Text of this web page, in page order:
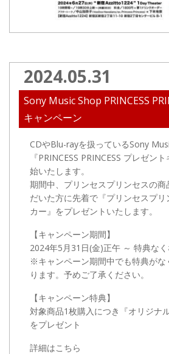
2024.05.31
Sony Music Shop PRINCESS
キャンペーン
CDやBlu-rayを扱っているSony
『PRINCESS PRINCESS プレゼン
始いたします。
期間中、プリンセスプリンセスの商
だいた方に先着で『プリンセスプ
カー』をプレゼントいたします。
【キャンペーン期間】
2024年5月31日(金)正午 ～ 特典な
※キャンペーン期間中でも特典がな
ります。予めご了承ください。
【キャンペーン特典】
対象商品1枚購入につき『オリジナ
をプレゼント
詳細はこちら